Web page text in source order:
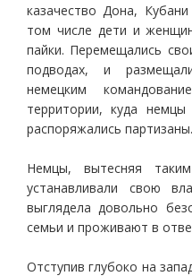
казачество Дона,
том числе дети и
пайки. Перемещались
подводах, и
немецким
территории, куда
распоряжались партизаны.
Немцы, вытесняя
устанавливали свою
выглядела довольно
семьи и проживают в
Отступив глубоко на